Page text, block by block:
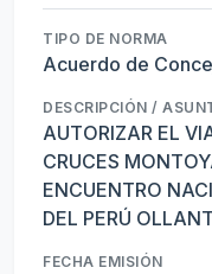
TIPO DE NORMA
Acuerdo de
DESCRIPCIÓN /
AUTORIZAR EL
CRUCES
ENCUENTRO
DEL PERÚ
FECHA EMISIÓN